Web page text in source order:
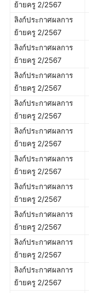
ย้ายครู 2/2567
ลิงก์ประกาศผลการ
ย้ายครู 2/2567
ลิงก์ประกาศผลการ
ย้ายครู 2/2567
ลิงก์ประกาศผลการ
ย้ายครู 2/2567
ลิงก์ประกาศผลการ
ย้ายครู 2/2567
ลิงก์ประกาศผลการ
ย้ายครู 2/2567
ลิงก์ประกาศผลการ
ย้ายครู 2/2567
ลิงก์ประกาศผลการ
ย้ายครู 2/2567
ลิงก์ประกาศผลการ
ย้ายครู 2/2567
ลิงก์ประกาศผลการ
ย้ายครู 2/2567
ลิงก์ประกาศผลการ
ย้ายครู 2/2567